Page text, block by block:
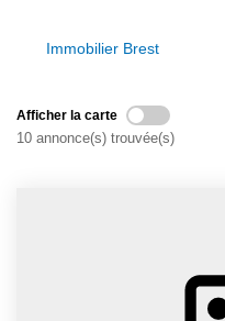
Immobilier Brest
Afficher la carte
10 annonce(s) trouvée(s)